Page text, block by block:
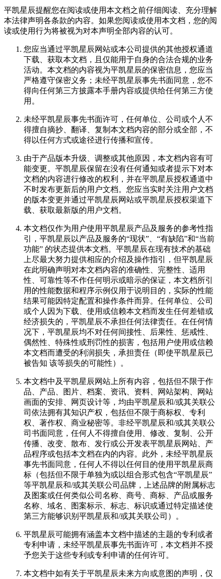
平凯星辰提醒您在阅读或使用本文档之前仔细阅读、充分理解
本法律声明各条款的内容。如果您阅读或使用本文档，您的阅
读或使用行为将被视为对本声明全部内容的认可。
您应当通过平凯星辰网站或本公司提供的其他授权通道
下载、获取本文档，且仅能用于自身的合法合规的业务
活动。本文档的内容视为平凯星辰的保密信息，您应当
严格遵守保密义务；未经平凯星辰事先书面同意，您不
得向任何第三方披露本手册内容或提供给任何第三方使
用。
未经平凯星辰事先书面许可，任何单位、公司或个人不
得擅自摘抄、翻译、复制本文档内容的部分或全部，不
得以任何方式或途径进行传播和宣传。
由于产品版本升级、调整或其他原因，本文档内容有可
能变更。平凯星辰保留在没有任何通知或者提示下对本
文档的内容进行修改的权利，并在平凯星辰授权通道中
不时发布更新后的用户文档。您应当实时关注用户文档
的版本变更并通过平凯星辰网站或平凯星辰授权渠道下
载、获取最新版的用户文档。
本文档仅作为用户使用平凯星辰产品及服务的参考性指
引，平凯星辰以产品及服务的“现状”、“有缺陷”和“当前
功能” 的状态提供本文档。平凯星辰在现有技术的基础
上尽最大努力提供相应的介绍及操作指引，但平凯星辰
在此明确声明对本文档内容的准确性、完整性、适用
性、可靠性等不作任何明示或暗示的保证，本文档所引
用的性能数据和程序示例仅用于说明目的，实际的性能
结果可能因特定配置和操作条件而异。任何单位、公司
或个人因为下载、使用或信赖本文档而发生任何差错或
经济损失的，平凯星辰不承担任何法律责任。在任何情
况下，平凯星辰均不对任何间接性、后果性、惩戒性、
偶然性、特殊性或刑罚性的损害，包括用户使用或信赖
本文档而遭受的利润损失，承担责任（即使平凯星辰已
被告知 该等损失的可能性）。
本文档中及平凯星辰网站上所有内容，包括但不限于作
品、产品、图片、档案、资讯、资料、网站架构、网站
画面的安排、网页设计等，均由平凯星辰和/或其关联公
司依法拥有其知识产权，包括但不限于商标权、专利
权、著作权、商业秘密等。非经平凯星辰和/或其关联公
司书面同意，任何人不得擅自使用、修改、复制、公开
传播、改变、散布、发行或公开发表平凯星辰网站、产
品程序或包括本文档在内的内容。此外，未经平凯星辰
事先书面同意，任何人不得以任何目的使用平凯星辰商
标（包括但不限于单独为或以组合形式包含“平凯星辰”
等平凯星辰和/或其关联公司品牌，上述品牌的附属标志
及图案或任何类似公司名称、商号、商标、产品或服务
名称、域名、图案标示、标志、标识或通过特定描述使
第三方能够识别平凯星辰和/或其关联公司）。
平凯星辰可能拥有涵盖本文档中描述的主题的专利或者
专利申请，未经平凯星辰事先书面许可，本文档并不授
予您关于这些专利或专利申请的任何许可。
本文档中如有关于平凯星辰未来方向或意图的声明，仅